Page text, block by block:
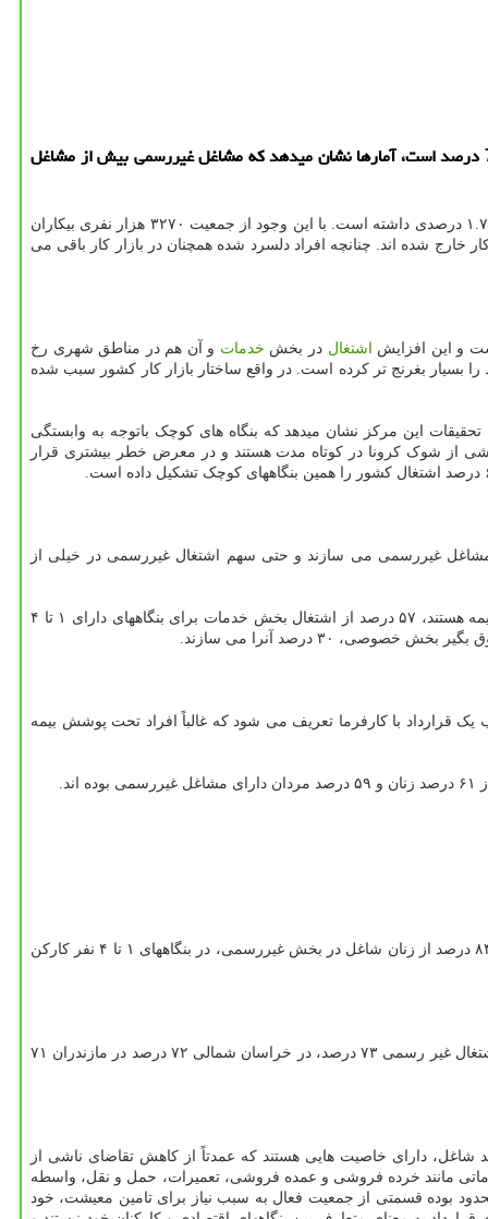
ارتباط با مشتری: در صورتیكه 60 درصد اشتغال كشور را مشاغل غیررسمی می سازند و سهم اشتغال غیر رسمی در خیلی از استانهای كشور بالای 70 درصد است، آمارها نشان میدهد كه مشاغل غیررسمی بیش از مشاغل
کار ایران در زمستان ۱۳۹۸ نشان میدهد نرخ بیکاری نسبت به زمستان ۱۳۹۷ کاهشی ۱.۷ درصدی داشته است. با این وجود از جمعیت ۳۲۷۰ هزار نفری بیکاران
یافتن شغل از بازار کار خارج شده اند. چنانچه افراد دلسرد شده همچنان در بازار کار باقی می
اشتغال در بخش خدمات و آن هم در مناطق شهری رخ
بسیار بغرنج تر کرده است. در واقع ساختار بازار کار کشور سبب شده
این مرکز نشان میدهد که بنگاه های کوچک باتوجه به وابستگی
از شوک کرونا در کوتاه مدت هستند و در معرض خطر بیشتری قرار
ناشی از شوک کرونا قرار دارند این در حالیست که ۶۰ درصد اشتغال کشور را مشاغل غیررسمی می سازند و حتی سهم اشتغال غیررسمی در خیلی از
آمارها نشان میدهد حدود ۳۷ درصد از شاغلان بخش خدمات کارکن مستقل هستند، ۵۰ درصد از شاغلان بخش خدمات دارای اشتغال غیررسمی و فاقد بیمه هستند، ۵۷ درصد از اشتغال بخش خدمات برای بنگاههای دارای ۱ تا ۴
با کارفرما تعریف می شود که غالباً افراد تحت پوشش بیمه
همچنین ۳۵ درصد از مردان و ۱۷ درصد از زنان شاغل در بخش رسمی، در بنگاههای ۱ تا ۴ نفر کارکن اشتغال به کار دارند و حدود ۸۷ درصد از مردان و ۸۴ درصد از زنان شاغل در بخش غیررسمی، در بنگاههای ۱ تا ۴ نفر کارکن
سهم اشتغال غیررسمی در بیشتر استانهای کشور نیز بالای ۵۰ درصد بوده است به نحوی که در استانهای محروم و مرزی همچون آذربایجان غربی سهم اشتغال غیر رسمی ۷۳ درصد، در خراسان شمالی ۷۲ درصد در مازندران ۷۱
افزوده شده که این جمعیت جدید شاغل، دارای خاصیت هایی هستند که عمدتاً از کاهش تقاضای ناشی از
مانند خرده فروشی و عمده فروشی، تعمیرات، حمل و نقل، واسطه
بوده قسمتی از جمعیت فعال به سبب نیاز برای تامین معیشت، خود